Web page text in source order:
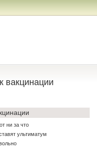
вакцинации
ни за что
ультиматум